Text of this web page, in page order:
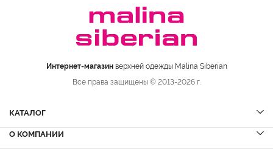
Интернет-магазинверхней одежды Malina Siberian
Все права защищены © 2013-2026 г.
КАТАЛОГ
Шубы
О КОМПАНИИ